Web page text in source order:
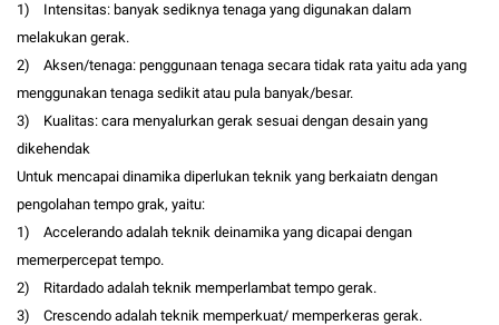
1) Intensitas: banyak sediknya tenaga yang digunakan dalam
melakukan gerak.
2) Aksen/tenaga: penggunaan tenaga secara tidak rata yaitu ada yang
menggunakan tenaga sedikit atau pula banyak/besar.
3) Kualitas: cara menyalurkan gerak sesuai dengan desain yang
dikehendak
Untuk mencapai dinamika diperlukan teknik yang berkaiatn dengan
pengolahan tempo grak, yaitu:
1) Accelerando adalah teknik deinamika yang dicapai dengan
memerpercepat tempo.
2) Ritardado adalah teknik memperlambat tempo gerak.
3) Crescendo adalah teknik memperkuat/ memperkeras gerak.